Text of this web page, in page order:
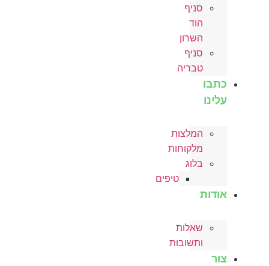
סניף
הוד
השרון
סניף
טבריה
כתבו
עלינו
המלצות
מלקוחות
בלוג
טיפים
אודות
שאלות
ותשובות
צור